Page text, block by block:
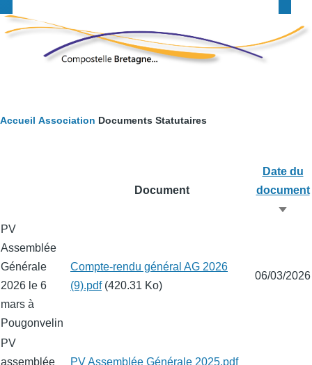
Fil
Accueil Association Documents Statutaires
Document
Date du
document
Trier
PV
Assemblée
Générale
2026 le 6
mars à
Pougonvelin
Fichier
Compte-rendu général AG 2026
(9).pdf (420.31 Ko)
06/03/2026
PV
assemblée
Fichier
PV Assemblée Générale 2025.pdf